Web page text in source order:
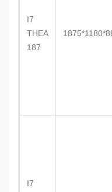
I7
THEA
187
I7